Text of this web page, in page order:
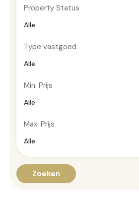
Property Status
Alle
Type vastgoed
Alle
Min. Prijs
Alle
Max. Prijs
Alle
Zoeken